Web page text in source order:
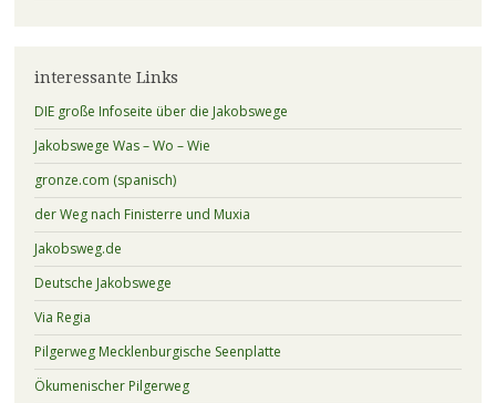
interessante Links
DIE große Infoseite über die Jakobswege
Jakobswege Was – Wo – Wie
gronze.com (spanisch)
der Weg nach Finisterre und Muxia
Jakobsweg.de
Deutsche Jakobswege
Via Regia
Pilgerweg Mecklenburgische Seenplatte
Ökumenischer Pilgerweg